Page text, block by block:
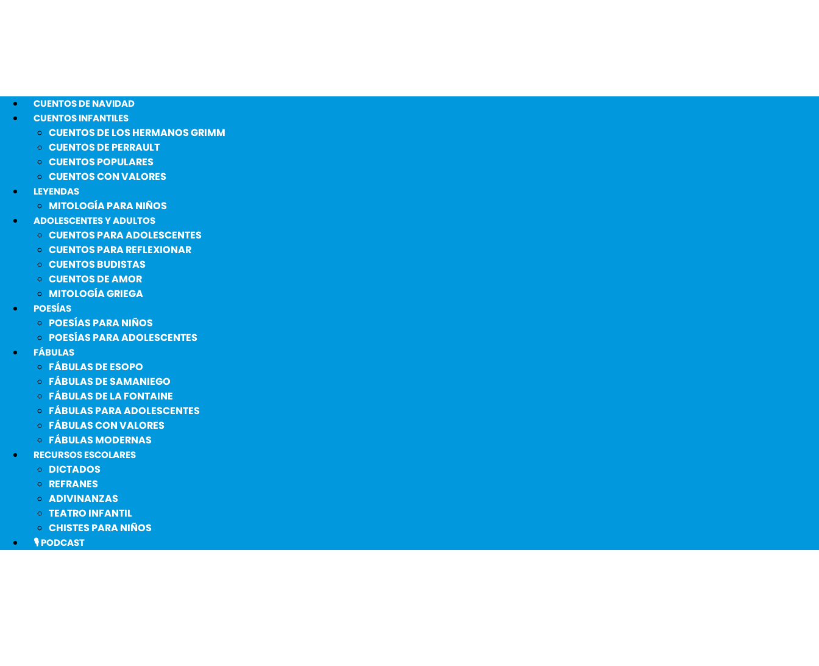
CUENTOS DE NAVIDAD
CUENTOS INFANTILES
CUENTOS DE LOS HERMANOS GRIMM
CUENTOS DE PERRAULT
CUENTOS POPULARES
CUENTOS CON VALORES
LEYENDAS
MITOLOGÍA PARA NIÑOS
ADOLESCENTES Y ADULTOS
CUENTOS PARA ADOLESCENTES
CUENTOS PARA REFLEXIONAR
CUENTOS BUDISTAS
CUENTOS DE AMOR
MITOLOGÍA GRIEGA
POESÍAS
POESÍAS PARA NIÑOS
POESÍAS PARA ADOLESCENTES
FÁBULAS
FÁBULAS DE ESOPO
FÁBULAS DE SAMANIEGO
FÁBULAS DE LA FONTAINE
FÁBULAS PARA ADOLESCENTES
FÁBULAS CON VALORES
FÁBULAS MODERNAS
RECURSOS ESCOLARES
DICTADOS
REFRANES
ADIVINANZAS
TEATRO INFANTIL
CHISTES PARA NIÑOS
🎙️ PODCAST